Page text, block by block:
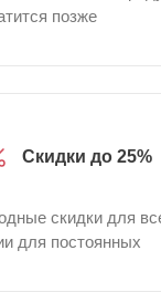
позже
Скидки до 25%
скидки для
для постоянных